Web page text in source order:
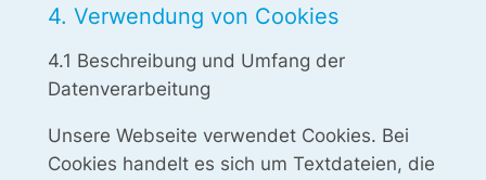
4. Verwendung von Cookies
4.1 Beschreibung und Umfang der
Datenverarbeitung
Unsere Webseite verwendet Cookies. Bei
Cookies handelt es sich um Textdateien, die